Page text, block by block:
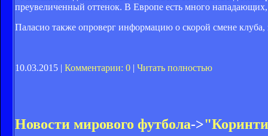
преувеличенный оттенок. В Европе есть много
Паласио также опроверг информацию о скорой смене
10.03.2015 | Комментарии: 0 | Читать полностью
Новости мирового футбола->